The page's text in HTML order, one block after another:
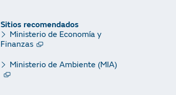
Sitios recomendados
Ministerio de Economía y
Finanzas
Ministerio de Ambiente (MIA)